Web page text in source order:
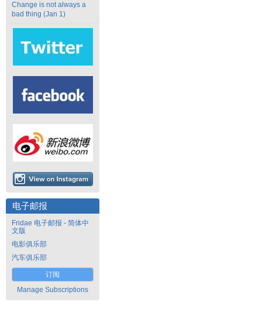
Change is not always a
bad thing (Jan 1)
电子邮报
Fridae 电子邮报 - 简体中
文版
电影俱乐部
汽车俱乐部
订阅
Manage Subscriptions